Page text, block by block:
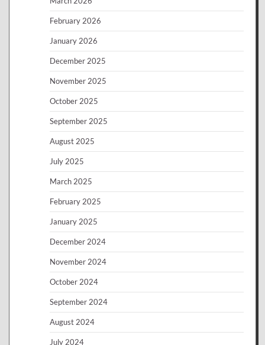
February 2026
January 2026
December 2025
November 2025
October 2025
September 2025
August 2025
July 2025
March 2025
February 2025
January 2025
December 2024
November 2024
October 2024
September 2024
August 2024
July 2024